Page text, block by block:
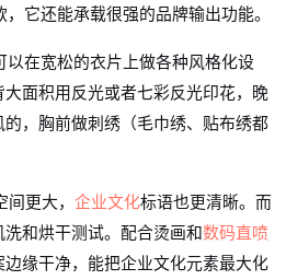
它还能承载很强的品牌输出功能。
以在宽松的衣片上做各种风格化设
面积用反光或者七彩反光印花，晚
，胸前做刺绣（毛巾绣、贴布绣都
更大， 企业文化标语也更清晰。而
和烘干测试。配合烫画和数码直喷
缘干净，能把企业文化元素最大化